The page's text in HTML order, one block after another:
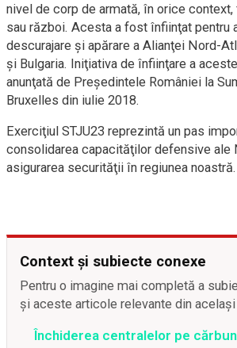
nivel de corp de armată, în orice
sau război. Acesta a fost înfiinţat pentru
descurajare şi apărare a Alianţei Nord-
şi Bulgaria. Iniţiativa de înfiinţare a
anunţată de Preşedintele României la
Bruxelles din iulie 2018.
Exerciţiul STJU23 reprezintă un pas
consolidarea capacităţilor defensive ale
asigurarea securităţii în regiunea noastră.
Context și subiecte conexe
Pentru o imagine mai completă a
și aceste articole relevante din
Închiderea centralelor pe